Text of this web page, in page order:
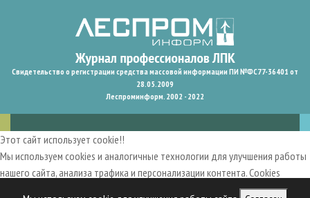
Свидетельство о регистрации средства массовой информации ПИ №ФС77-36401 от
28.05.2009
Леспроминформ. 2002 - 2022
Этот сайт использует cookie!!
Мы используем cookies и аналогичные технологии для улучшения работы
нашего сайта, анализа трафика и персонализации контента. Cookies